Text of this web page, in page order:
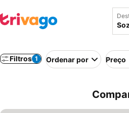
Filtros 1 Ordenar por Preço